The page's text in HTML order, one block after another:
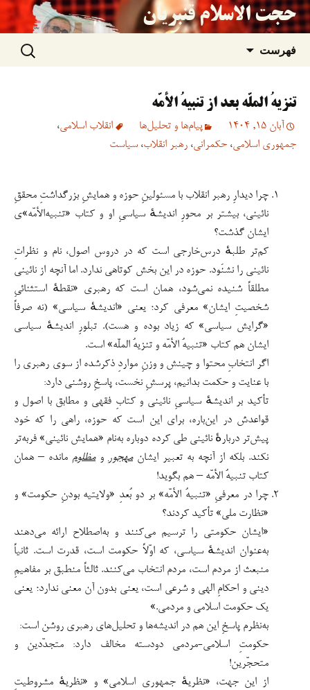
حجت الاسلام قنبریان
فهرست
نوشته‌ها
جستجو
برای:
تنزیهُ الملّه بعد از تنبیهُ الأمّه
آبان 15, 1404 پیام‌ها و تحلیل‌ها انقلاب اسلامی،
جمهوری اسلامی، حکمرانی، رهبر انقلاب، سیاست
چرا دیدارِ رهبر انقلاب با مسئولینِ حوزه و همایشِ بزرگداشتِ محققِ
نائینی، بیشتر بر محورِ اندیشهٔ سیاسیِ او و کتاب «تنبیه‌الأمّه»ی
ایشان گذشت؟
کم‌تر طلبهٔ درس‌خارجی است که در دروس اصول، نام و نظراتِ
نائینی را نشنَود. حوزه در این بخش کوتاهی ندارد. اما آنچه از نائینی
مطلقاً شنیده نمی‌شود، همان است که رهبری «نقطهٔ استثنائیِ
شخصیتِ ایشان» معرفی کرد؛ یعنی «اندیشهٔ سیاسی» (نه صرفاً
«گرایش سیاسی» که زیاد بوده و هست). تبلورِ اندیشهٔ سیاسی
ایشان هم کتاب «تنبیهُ الأمّه و تنزیهُ الملّه» است.
اگر انتخابِ محتوا و چینش و وزنِ مواردِ ذکرشده از سوی رهبری را
با عنایت و حکمت بدانیم، پرسشِ نخست، پاسخِ روشنی دارد:
تأکید بر اندیشهٔ سیاسیِ نائینی و کتابِ فقهی و مطابق با اصول و
قواعدش در این‌باره، برای این است که حوزه، راهی را که خود
پیش‌تر دربارهٔ نائینی طی کرده دوباره به‌نام «همایش نائینی» فربه‌تر
نکند. بلکه از آنچه به تعبیر ایشانمهجور ومظلوم مانده – همان
کتاب تنبیهُ الأمّه – هم بگوید!
چرا در معرفیِ «تنبیهُ الأمّه» بر دو بُعدِ «ولایتیه‌ بودنِ حکومت» و
«نظارت ملی» تأکید کردند؟
«ایشان حکومتی را ترسیم می‌کنند و به‌اصطلاح ارائه می‌دهند
به‌عنوان اندیشهٔ سیاسی، که اوّلاً حکومت است، قدرت است. ثانیاً
منبعث از مردم است، مردم انتخاب می‌کنند. ثالثاً منطبق بر مفاهیمِ
دینی و احکامِ الهی و شرعی است، یعنی بدون آن معنی ندارد؛ یعنی
یک حکومت اسلامی و مردمی.»
به‌نظرم پاسخِ این هم در اندیشه‌ها و تحلیل‌های رهبری روشن است:
حکومتِ اسلامی-مردمی دودسته مخالف دارد: متجدّدین و
متحجّرین!
از این جهت، «نظریهٔ جمهوری اسلامی» و «نظریهٔ مشروطیتِ